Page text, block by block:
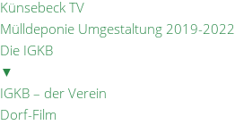
Künsebeck TV
Mülldeponie Umgestaltung 2019-2022
Die IGKB
▼
IGKB – der Verein
Dorf-Film